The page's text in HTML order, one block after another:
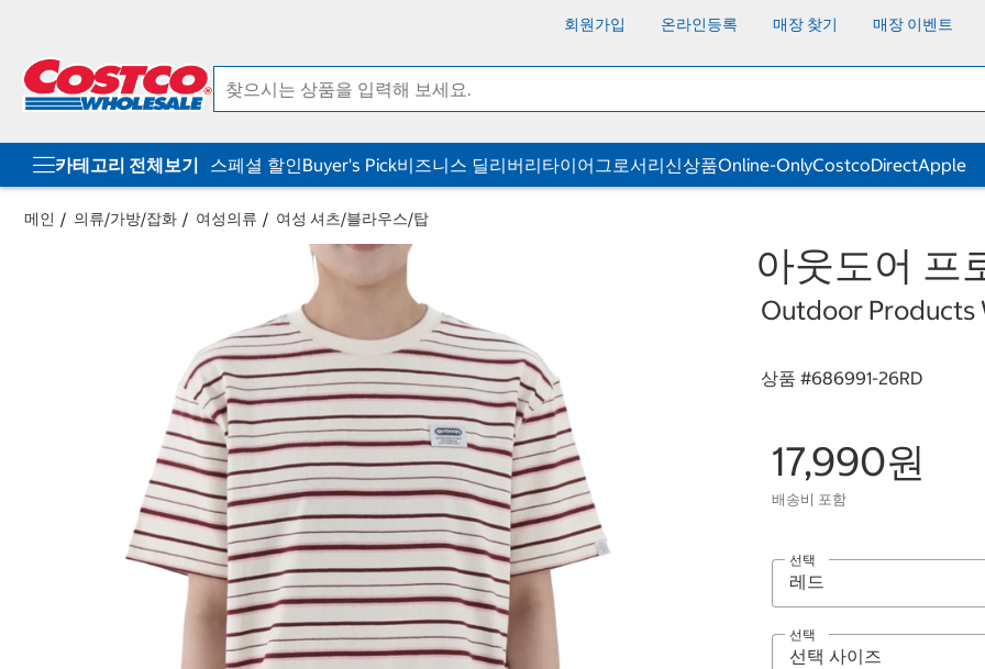
회원가입 온라인등록 매장 찾기 매장 이벤트
카테고리 전체보기 스페셜 할인Buyer's Pick비즈니스 딜리버리타이어그로서리신상품Online-OnlyCostcoDirectApple
메인 의류/가방/잡화 여성의류 여성 셔츠/블라우스/탑
아웃도어 프
Outdoor Products
상품 #686991-26RD
17,990원
배송비 포함
선택
선택